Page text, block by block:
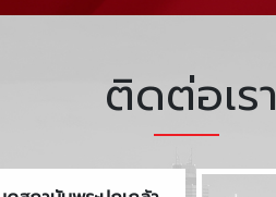
ติดต่อเรา